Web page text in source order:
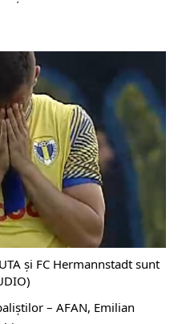
și FC Hermannstadt sunt
– AFAN, Emilian